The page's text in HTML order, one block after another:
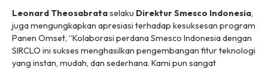
Leonard Theosabrataselaku Direktur Smesco Indonesia,
juga mengungkapkan apresiasi terhadap kesuksesan program
Panen Omset, “Kolaborasi perdana Smesco Indonesia dengan
SIRCLO ini sukses menghasilkan pengembangan fitur teknologi
yang instan, mudah, dan sederhana. Kami pun sangat